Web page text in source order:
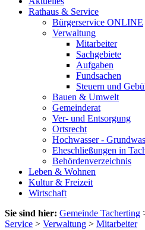
Rathaus & Service
Bürgerservice ONLINE
Verwaltung
Mitarbeiter
Sachgebiete
Aufgaben
Fundsachen
Steuern und
Bauen & Umwelt
Gemeinderat
Ver- und Entsorgung
Ortsrecht
Hochwasser -
Eheschließungen in
Behördenverzeichnis
Leben & Wohnen
Kultur & Freizeit
Wirtschaft
Sie sind hier: Gemeinde Tacherting
Service > Verwaltung > Mitarbeiter